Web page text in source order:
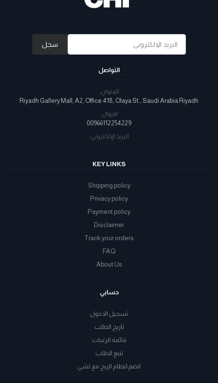
سجل
التواصل
العنوان:
Riyadh Gallery Mall, A2, Office 418, Olaya St., Saudi Arabia Riyadh
الجوال:
00966112254229
البريد الإلكتروني:
KEY LINKS
Shipping policy
Privacy policy
Payment policy
Disclaimer
Track your orders
FAQ
About Us
حسابي
تسجيل الدخول
تاريخ الطلب
قائمة الرغبات
تتبع الطلب
انضم لنظام الربح مع تشي